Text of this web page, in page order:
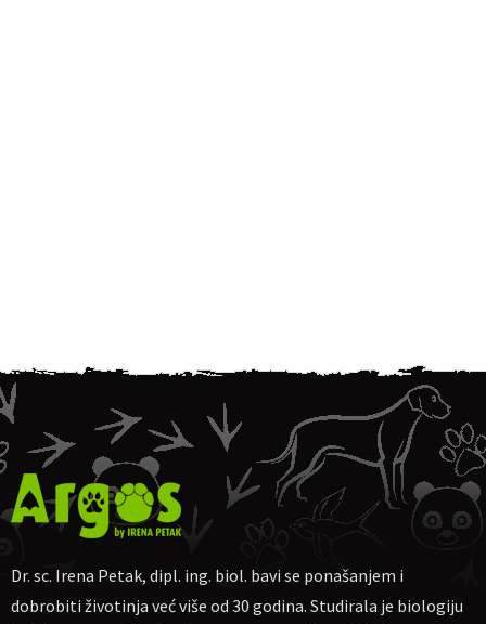
Dr. sc. Irena Petak, dipl. ing. biol. bavi se ponašanjem i
dobrobiti životinja već više od 30 godina. Studirala je biologiju